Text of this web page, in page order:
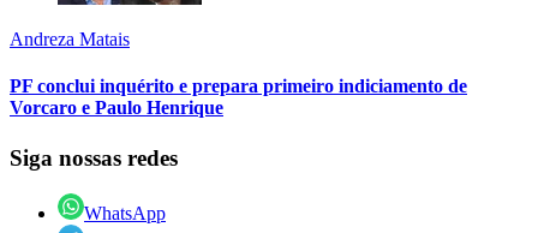
Andreza Matais
PF conclui inquérito e prepara primeiro indiciamento de
Vorcaro e Paulo Henrique
Siga nossas redes
WhatsApp